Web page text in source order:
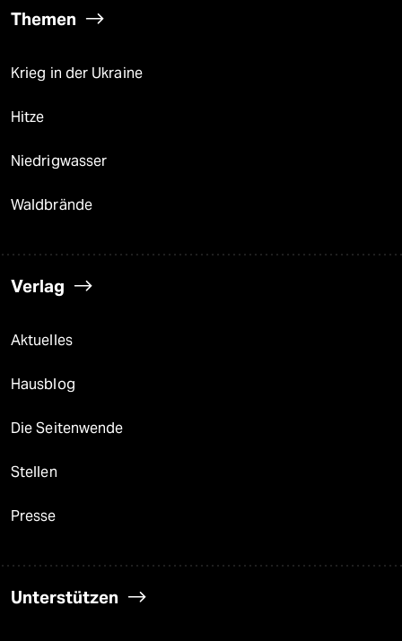
Themen
Krieg in der Ukraine
Hitze
Niedrigwasser
Waldbrände
Verlag
Aktuelles
Hausblog
Die Seitenwende
Stellen
Presse
Unterstützen